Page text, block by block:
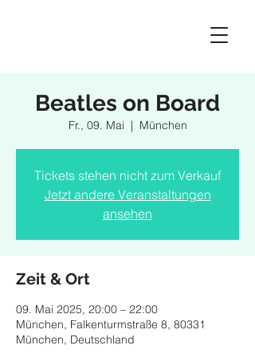
Beatles on Board
Fr., 09. Mai
  |
München
Tickets stehen nicht zum Verkauf
Jetzt andere Veranstaltungen
ansehen
Zeit & Ort
09. Mai 2025, 20:00 – 22:00
München, Falkenturmstraße 8, 80331
München, Deutschland